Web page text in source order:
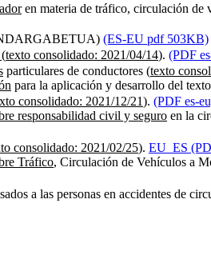
en materia de tráfico, circulación de
(ES-EU pdf 503KB)
(texto consolidado: 2021/04/14). (PDF
particulares de conductores (texto
para la aplicación y desarrollo del
consolidado: 2021/12/21). (PDF es-
responsabilidad civil y seguro en la
consolidado: 2021/02/25). EU_ES
Tráfico, Circulación de Vehículos a
a las personas en accidentes de